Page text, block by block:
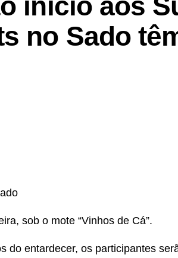
no Sado
sob o mote “Vinhos de Cá”.
do entardecer, os participantes